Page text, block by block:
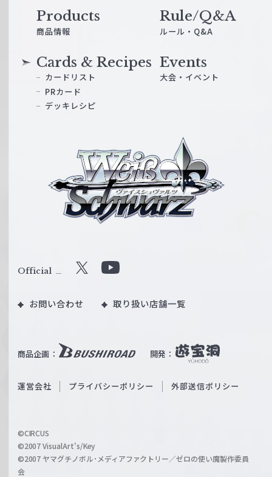
ス
ル
W
ß
c
a
r
z
Products
商品情報
Cards & Recipes
カードリスト
PRカード
デッキレシピ
Events
大会・イベント
Rule/Q&A
ルール・Q&A
商品企画： 開発：
Official X
u
b
O
i
お問い合わせ 取り扱い店舗一覧
運営会社 プライバシーポリシー 外部送信ポリシー
©CIRCUS
©2007 VisualArt's/Key
©2007 ヤマグチノボル･メディアファクトリー／ゼロの使い魔製作委員
会